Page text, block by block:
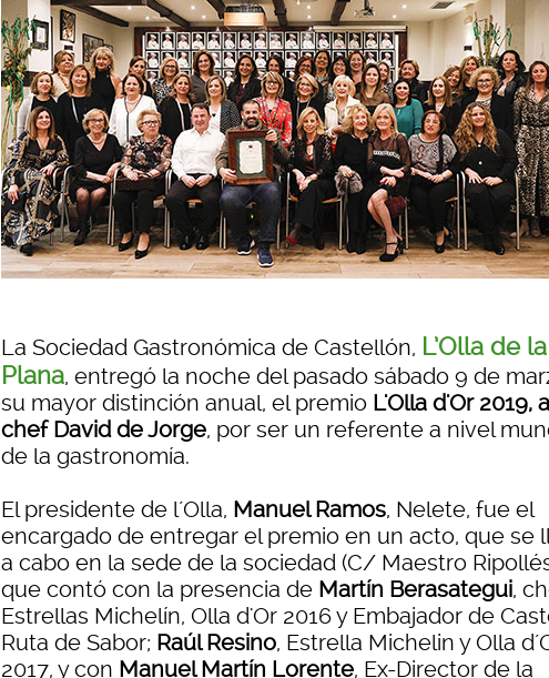
La Sociedad Gastronómica de Castellón, L’Olla de la
Plana, entregó la noche del pasado sábado 9 de
su mayor distinción anual, el premio L'Olla d'Or 2019,
chef David de Jorge, por ser un referente a nivel
de la gastronomía.
El presidente de l´Olla, Manuel Ramos, Nelete, fue el
encargado de entregar el premio en un acto, que se
a cabo en la sede de la sociedad (C/ Maestro
que contó con la presencia de Martín Berasategui,
Estrellas Michelín, Olla d'Or 2016 y Embajador de
Ruta de Sabor; Raúl Resino, Estrella Michelin y Olla
2017, y con Manuel Martín Lorente, Ex-Director de la